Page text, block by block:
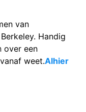
van
Handig
over een
weet.Alhier